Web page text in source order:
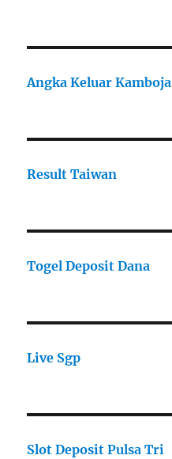
Angka Keluar Kamboja
Result Taiwan
Togel Deposit Dana
Live Sgp
Slot Deposit Pulsa Tri